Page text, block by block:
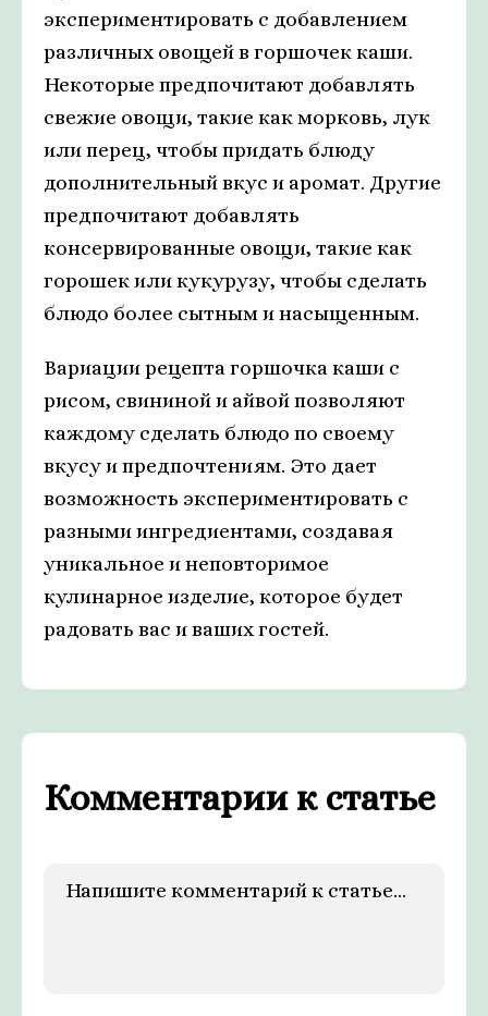
экспериментировать с добавлением
различных овощей в горшочек каши.
Некоторые предпочитают добавлять
свежие овощи, такие как морковь, лук
или перец, чтобы придать блюду
дополнительный вкус и аромат. Другие
предпочитают добавлять
консервированные овощи, такие как
горошек или кукурузу, чтобы сделать
блюдо более сытным и насыщенным.
Вариации рецепта горшочка каши с
рисом, свининой и айвой позволяют
каждому сделать блюдо по своему
вкусу и предпочтениям. Это дает
возможность экспериментировать с
разными ингредиентами, создавая
уникальное и неповторимое
кулинарное изделие, которое будет
радовать вас и ваших гостей.
Комментарии к статье